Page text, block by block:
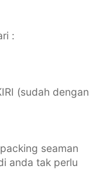
:
(sudah dengan
seaman
anda tak perlu